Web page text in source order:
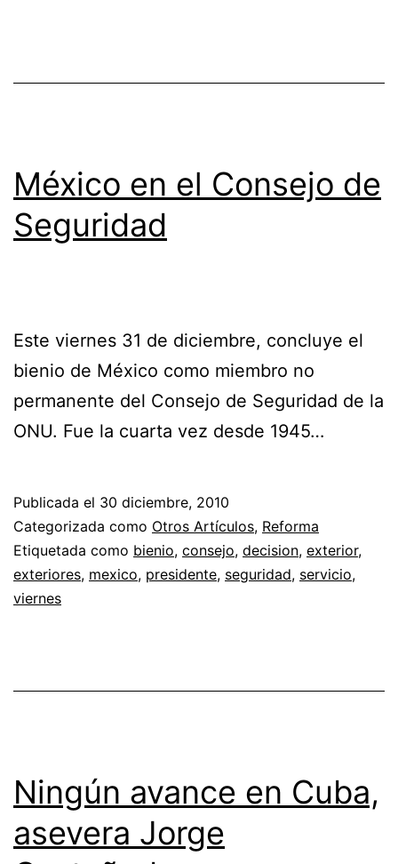
México en el Consejo de
Seguridad
Este viernes 31 de diciembre, concluye el
bienio de México como miembro no
permanente del Consejo de Seguridad de la
ONU. Fue la cuarta vez desde 1945…
Publicada el 30 diciembre, 2010
Categorizada como Otros Artículos, Reforma
Etiquetada como bienio, consejo, decision, exterior,
exteriores, mexico, presidente, seguridad, servicio,
viernes
Ningún avance en Cuba,
asevera Jorge